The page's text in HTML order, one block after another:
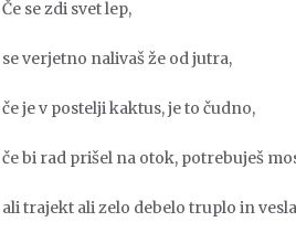
Če se zdi svet lep,
se verjetno nalivaš že od jutra,
če je v postelji kaktus, je to čudno,
če bi rad prišel na otok, potrebuješ
ali trajekt ali zelo debelo truplo in